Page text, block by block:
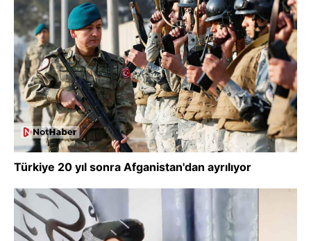
Türkiye 20 yıl sonra Afganistan'dan ayrılıyor